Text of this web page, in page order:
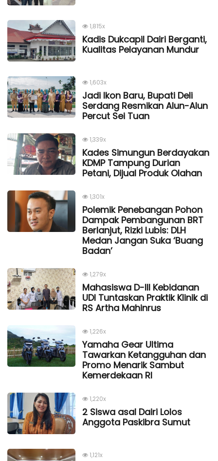
1,815x
Kadis Dukcapil Dairi Berganti,
Kualitas Pelayanan Mundur
1,603x
Jadi Ikon Baru, Bupati Deli
Serdang Resmikan Alun-Alun
Percut Sei Tuan
1,339x
Kades Simungun Berdayakan
KDMP Tampung Durian
Petani, Dijual Produk Olahan
1,301x
Polemik Penebangan Pohon
Dampak Pembangunan BRT
Berlanjut, Rizki Lubis: DLH
Medan Jangan Suka ‘Buang
Badan’
1,279x
Mahasiswa D-III Kebidanan
UDI Tuntaskan Praktik Klinik di
RS Artha Mahinrus
1,226x
Yamaha Gear Ultima
Tawarkan Ketangguhan dan
Promo Menarik Sambut
Kemerdekaan Rl
1,220x
2 Siswa asal Dairi Lolos
Anggota Paskibra Sumut
1,121x